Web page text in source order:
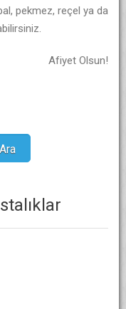
pekmez, reçel ya da
Afiyet Olsun!